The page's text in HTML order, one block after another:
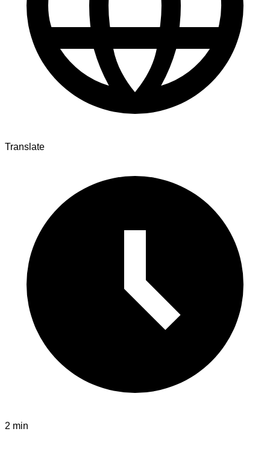
Translate
2 min